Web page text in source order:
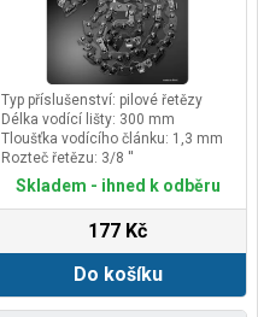
Typ příslušenství: pilové řetězy
Délka vodící lišty: 300 mm
Tloušťka vodícího článku: 1,3 mm
Rozteč řetězu: 3/8 ''
Skladem - ihned k odběru
177 Kč
Do košíku